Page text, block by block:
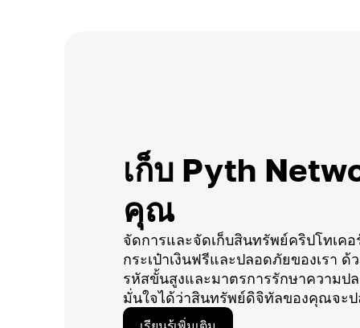
เก็บ Pyth
คุณ
จัดการและจัดเก็บสินทรัพย์คริปโทเค
กระเป๋าเงินฟรีและปลอดภัยของเรา ด้
รหัสขั้นสูงและมาตรการรักษาความป
มั่นใจได้ว่าสินทรัพย์ดิจิทัลของคุณจะ